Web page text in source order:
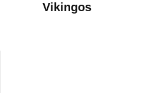
Vikingos